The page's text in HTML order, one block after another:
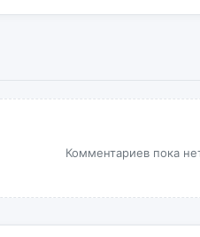
Комментариев пока